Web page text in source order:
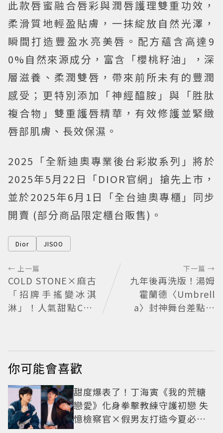
此款唇蜜融合唇彩與潤唇護理雙重功效，
柔滑質地輕盈貼膚，一抹綻放自然光澤，
瞬間打造豐盈水亮美唇。配方蘊含高達9
0%自然來源成分，富含「櫻桃籽油」，深
層滋養、柔潤雙唇，帶來前所未有的豐潤
感受；更特別添加「神經醯胺」與「胜肽
複合物」雙重護唇精華，有效修護並緊緻
唇部肌膚、長效保濕。
2025「全新迪奧專業後台彩妝系列」將於
2025年5月22日「DIOR官網」搶先上市，
並於2025年6月1日「全台迪奧專櫃」同步
開賣 (部分商品限定櫃台販售)。
Dior JISOO
← 上一篇
COLD STONE×麻古
「招牌手搖變冰淇
淋」！人氣甜點Chiz
下一篇 →
九年後再洗版！湯姆
霍蘭德〈Umbrell
a〉封神舞台差點變
開
你可能會喜歡
甜度爆表了！丁海寅《我的荒糖
戀愛》化身拳擊教練守護初戀 失
憶檢察官×假男友打造今夏必看